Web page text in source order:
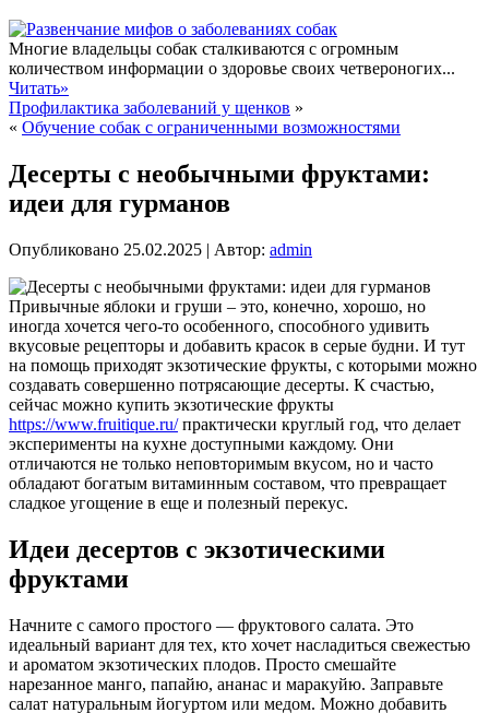
Многие владельцы собак сталкиваются с огромным
количеством информации о здоровье своих четвероногих...
Читать»
Профилактика заболеваний у щенков »
« Обучение собак с ограниченными возможностями
Десерты с необычными фруктами:
идеи для гурманов
Опубликовано 25.02.2025 | Автор: admin
Привычные яблоки и груши – это, конечно, хорошо, но
иногда хочется чего-то особенного, способного удивить
вкусовые рецепторы и добавить красок в серые будни. И тут
на помощь приходят экзотические фрукты, с которыми можно
создавать совершенно потрясающие десерты. К счастью,
сейчас можно купить экзотические фрукты
https://www.fruitique.ru/практически круглый год, что делает
эксперименты на кухне доступными каждому. Они
отличаются не только неповторимым вкусом, но и часто
обладают богатым витаминным составом, что превращает
сладкое угощение в еще и полезный перекус.
Идеи десертов с экзотическими
фруктами
Начните с самого простого — фруктового салата. Это
идеальный вариант для тех, кто хочет насладиться свежестью
и ароматом экзотических плодов. Просто смешайте
нарезанное манго, папайю, ананас и маракуйю. Заправьте
салат натуральным йогуртом или медом. Можно добавить